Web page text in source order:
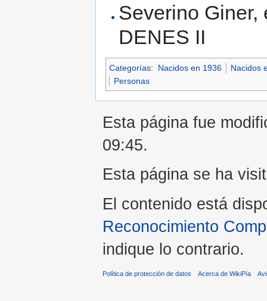
Severino
DENES II
Categorías: Nacidos en 1936
Nacidos
Personas
Esta página fue
09:45.
Esta página se ha
El contenido está
Reconocimiento
indique lo contrario.
Política de protección de datos Acerca de WikiPía